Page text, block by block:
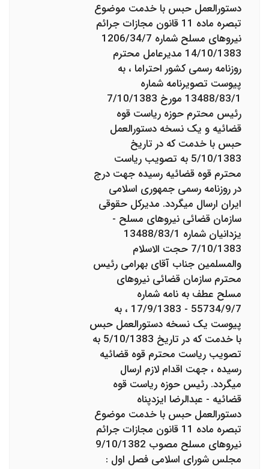
دستورالعمل حبس با خدمت موضوع
تبصره ماده 11 قانون مجازات جرائم
نیروهای مسلح شماره 1206/34/7
14/10/1383 مدیرعامل محترم
روزنامه رسمی کشور احتراما ، به
پیوست تصویرنامه شماره
13488/83/1 مورخ 7/10/1383
رئیس محترم حوزه ریاست قوه
قضائیه و یک نسخه دستورالعمل
حبس با خدمت که در تاریخ
5/10/1383 به تصویب ریاست
محترم قوه قضائیه رسیده جهت درج
در روزنامه رسمی جمهوری اسلامی
ایران ارسال می‎گردد. مدیرکل حقوقی
سازمان قضائی نیروهای مسلح -
یزدانیان شماره 13488/83/1
7/10/1383 حجت الاسلام
والمسلمین جناب آقای بهرامی رئیس
محترم سازمان قضائی نیروهای
مسلح عطف به نامه شماره
55734/9/7 - 17/9/1383 ، به
پیوست یک نسخه دستورالعمل حبس
با خدمت که در تاریخ 5/10/1383 به
تصویب ریاست محترم قوه قضائیه
رسیده ، جهت اقدام لازم ارسال
می‎گردد. رئیس حوزه ریاست قوه
قضائیه - عبدالرضا ایزدپناه
دستورالعمل حبس با خدمت موضوع
تبصره ماده 11 قانون مجازات جرائم
نیروهای مسلح مصوب 9/10/1382
مجلس شورای اسلامی فصل اول :